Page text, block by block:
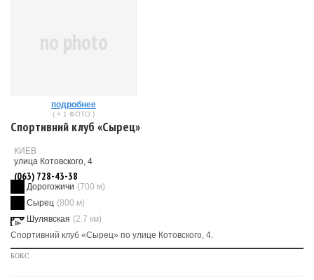
no photo
подробнее
( + 1 ФОТО )
Спортивний клуб «Сырец»
КИЕВ
улица Котовского, 4
(063) 728-43-38
Дорогожичи (700 м)
Сырец (800 м)
Шулявская (2.7 км)
Спортивний клуб «Сырец» по улице Котовского, 4.
БОКС